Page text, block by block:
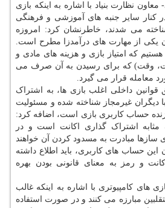
نظارت بنیاد با اشاره به اینکه بازی
در کنار سایر جنبه های آموزشی و فرهنگی
می شدند، خاطرنشان کرد: امروزه
یکی از مهارت های درآمدزا مطرح است.
که امتیاز بازی و هزینه های مادی و
وقت) که برای رسیدن به آن صرف می
معامله قرار می گیرد.
قوانین داخلی اغلب بازی ها، به اشتراک
دیگران غیرمجاز شناخته شده و مسئولیت
حساب کاربری بازی است، اضافه کرد:
اشتراک گذاری اکانت است و در
سازها مبادرت به مسدود کردن آن خواهند
این حساب های کاربری، باید اطلاع داشته
و رمز به معنای قانونی بودن بهره
های کامپیوتری با اشاره به اینکه غالب
مبارزه می کنند و در صورت استفاده